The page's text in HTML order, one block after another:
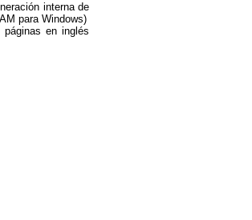
interna de
para Windows)
en inglés